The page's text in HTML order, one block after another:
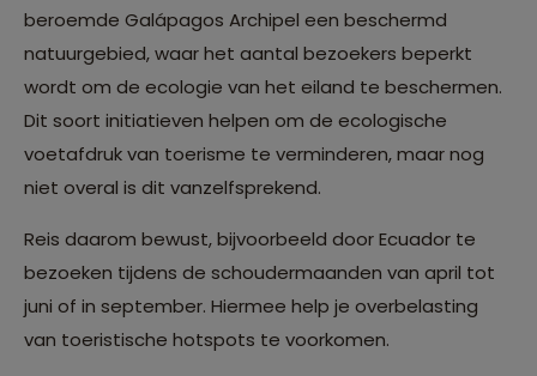
beroemde Galápagos Archipel een beschermd
natuurgebied, waar het aantal bezoekers beperkt
wordt om de ecologie van het eiland te beschermen.
Dit soort initiatieven helpen om de ecologische
voetafdruk van toerisme te verminderen, maar nog
niet overal is dit vanzelfsprekend.
Reis daarom bewust, bijvoorbeeld door Ecuador te
bezoeken tijdens de schoudermaanden van april tot
juni of in september. Hiermee help je overbelasting
van toeristische hotspots te voorkomen.